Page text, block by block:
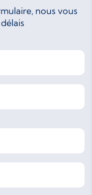
nous vous